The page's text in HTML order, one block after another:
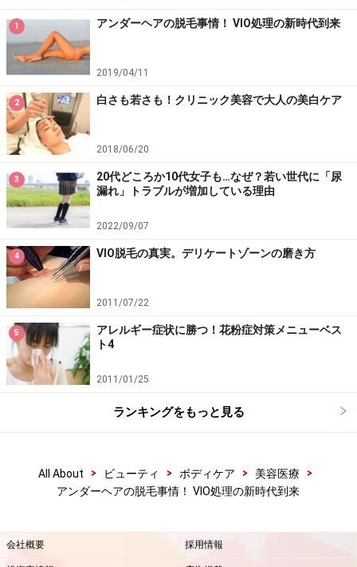
※記事内容は執筆時点のものです。最新の内容をご確認くださ
い。
※個人の体質、また、誤った方法による実践に起因して肌荒れや
不調を引き起こす場合があります。実践の際には、必ず自身の体
質及び健康状態を十分に考慮し、正しい方法で行ってください。
また、全ての方への有効性を保証するものではありません。
1/3 次のページへ
1 アンダーヘアの脱毛事情！ VIO処理の新時代到来
2019/04/11
2 白さも若さも！クリニック美容で大人の美白ケア
2018/06/20
3
20代どころか10代女子も…なぜ？若い世代に「尿
漏れ」トラブルが増加している理由
2022/09/07
4 VIO脱毛の真実。デリケートゾーンの磨き方
2011/07/22
5
アレルギー症状に勝つ！花粉症対策メニューベス
ト4
2011/01/25
ランキングをもっと見る
All About > ビューティ > ボディケア > 美容医療
>
アンダーヘアの脱毛事情！ VIO処理の新時代到来
会社概要 採用情報